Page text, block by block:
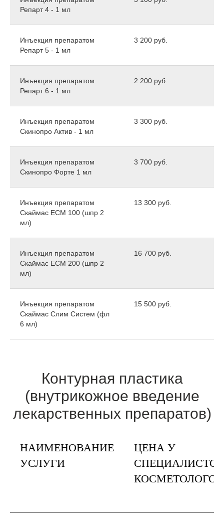
Репарт 4 - 1 мл
Инъекция препаратом
Репарт 5 - 1 мл
3 200 руб.
Инъекция препаратом
Репарт 6 - 1 мл
2 200 руб.
Инъекция препаратом
Скинопро Актив - 1 мл
3 300 руб.
Инъекция препаратом
Скинопро Форте 1 мл
3 700 руб.
Инъекция препаратом
Скаймас ЕСМ 100 (шпр 2
мл)
13 300 руб.
Инъекция препаратом
Скаймас ЕСМ 200 (шпр 2
мл)
16 700 руб.
Инъекция препаратом
Скаймас Слим Систем (фл
6 мл)
15 500 руб.
Контурная пластика
(внутрикожное введение
лекарственных препаратов)
НАИМЕНОВАНИЕ
УСЛУГИ
ЦЕНА У
КОСМЕТОЛОГОВ